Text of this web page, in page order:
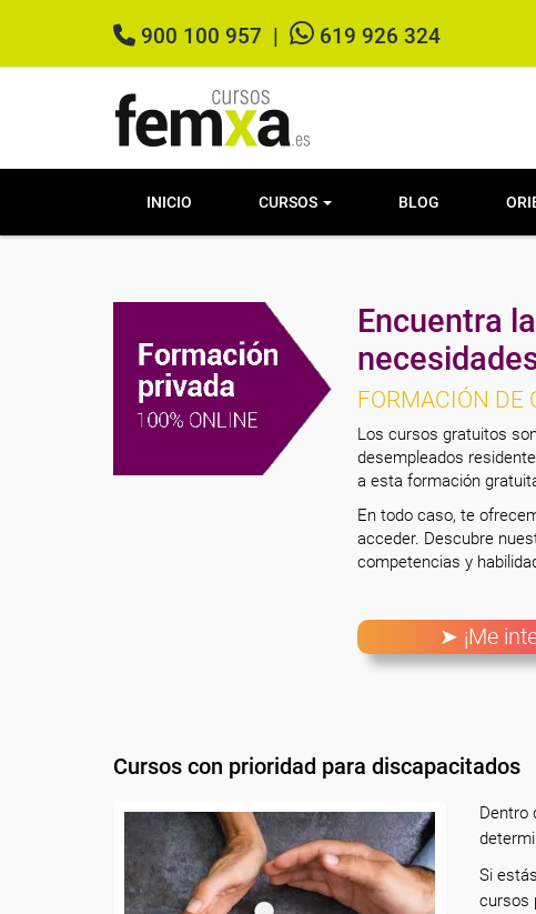
900 100 957 619 926 324
INICIO CURSOS BLOG
Encuentra
FORMACIÓN DE
Los cursos gratuitos
desempleados
a esta formación
En todo caso, te
acceder. Descubre
competencias y
➤ ¡Me
Cursos con prioridad para discapacitados
Dentro
Si
cursos